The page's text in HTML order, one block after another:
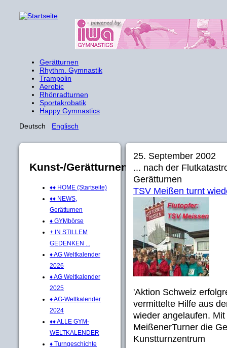
Gerätturnen
Rhythm. Gymnastik
Trampolin
Aerobic
Rhönradturnen
Sportakrobatik
Happy Gymnastics
Deutsch Englisch
Kunst-/Gerätturnen
♦♦ HOME (Startseite)
♦♦ NEWS,
Gerätturnen
♦ GYMbörse
+ IN STILLEM
GEDENKEN ...
♦ AG Weltkalender
2026
♦ AG Weltkalender
2025
♦ AG-Weltkalender
2024
♦♦ ALLE GYM-
WELTKALENDER
♦ Turngeschichte
25. September 2002
... nach der
Gerätturnen
TSV Meißen turnt
'Aktion Schweiz
vermittelte Hilfe aus
wieder angelaufen.
MeißenerTurner die
Kunstturnzentrum